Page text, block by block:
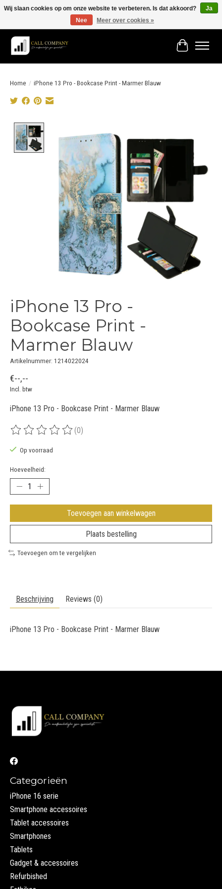
Vóór 19:00 besteld morgen in huis!
Winkelwagen
Home / iPhone 13 Pro - Bookcase Print - Marmer Blauw
iPhone 13 Pro -
Bookcase Print -
Marmer Blauw
Artikelnummer: 1214022024
€--,--
Incl. btw
iPhone 13 Pro - Bookcase Print - Marmer Blauw
De beoordeling van dit product is
(0)
Op voorraad
Hoeveelheid:
Toevoegen aan winkelwagen
Plaats bestelling
Toevoegen om te vergelijken
Beschrijving Reviews (0)
iPhone 13 Pro - Bookcase Print - Marmer Blauw
Categorieën
iPhone 16 serie
Smartphone accessoires
Tablet accessoires
Smartphones
Tablets
Gadget & accessoires
Refurbished
Wij slaan cookies op om onze website te verbeteren. Is dat akkoord?
Ja
Nee
Meer over cookies »